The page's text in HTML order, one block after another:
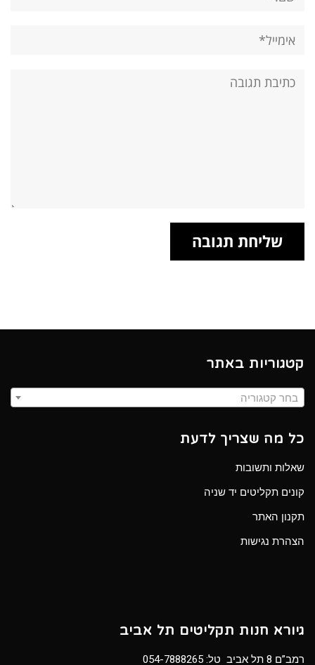
אימייל*
אתר:
תגובה:
קטגוריות באתר
בחר קטגוריה
כל מה שצריך לדעת
שאלות ותשובות
קונים תקליטים יד שניה
תקנון האתר
הצהרת נגישות
גיורא חנות תקליטים תל אביב
רמב”ם 8 תל אביב טל: 054-7888265